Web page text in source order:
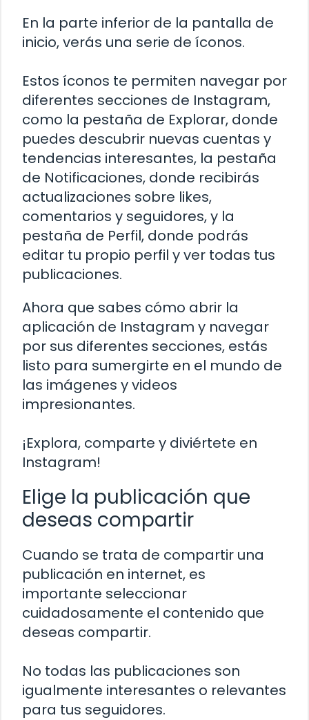
En la parte inferior de la pantalla de
inicio, verás una serie de íconos.
Estos íconos te permiten navegar por
diferentes secciones de Instagram,
como la pestaña de Explorar, donde
puedes descubrir nuevas cuentas y
tendencias interesantes, la pestaña
de Notificaciones, donde recibirás
actualizaciones sobre likes,
comentarios y seguidores, y la
pestaña de Perfil, donde podrás
editar tu propio perfil y ver todas tus
publicaciones.
Ahora que sabes cómo abrir la
aplicación de Instagram y navegar
por sus diferentes secciones, estás
listo para sumergirte en el mundo de
las imágenes y videos
impresionantes.
¡Explora, comparte y diviértete en
Instagram!
Elige la publicación que
deseas compartir
Cuando se trata de compartir una
publicación en internet, es
importante seleccionar
cuidadosamente el contenido que
deseas compartir.
No todas las publicaciones son
igualmente interesantes o relevantes
para tus seguidores.